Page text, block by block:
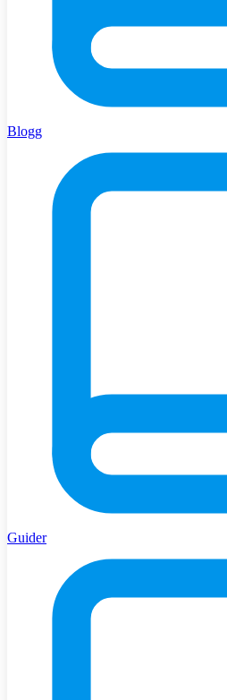
Blogg
Guider